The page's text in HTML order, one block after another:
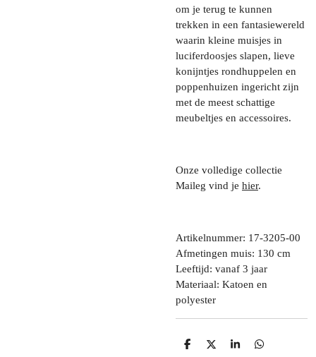
om je terug te kunnen
trekken in een fantasiewereld
waarin kleine muisjes in
luciferdoosjes slapen, lieve
konijntjes rondhuppelen en
poppenhuizen ingericht zijn
met de meest schattige
meubeltjes en accessoires.
Onze volledige collectie
Maileg vind je hier.
Artikelnummer: 17-3205-00
Afmetingen muis: 130 cm
Leeftijd: vanaf 3 jaar
Materiaal: Katoen en
polyester
D
D
S
D